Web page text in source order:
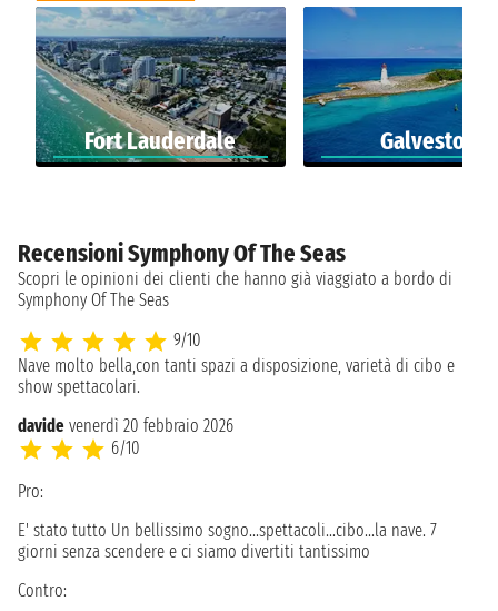
Fort Lauderdale Galveston
Recensioni Symphony Of The Seas
Scopri le opinioni dei clienti che hanno già viaggiato a bordo di
Symphony Of The Seas
9/10
Nave molto bella,con tanti spazi a disposizione, varietà di cibo e
show spettacolari.
davide venerdì 20 febbraio 2026
6/10
Pro:
E' stato tutto Un bellissimo sogno...spettacoli...cibo...la nave. 7
giorni senza scendere e ci siamo divertiti tantissimo
Contro: